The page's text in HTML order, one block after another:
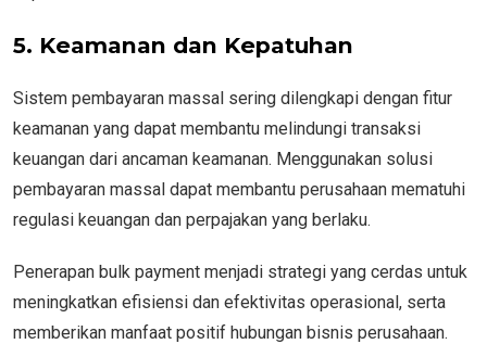
5. Keamanan dan Kepatuhan
Sistem pembayaran massal sering dilengkapi dengan fitur
keamanan yang dapat membantu melindungi transaksi
keuangan dari ancaman keamanan. Menggunakan solusi
pembayaran massal dapat membantu perusahaan mematuhi
regulasi keuangan dan perpajakan yang berlaku.
Penerapan bulk payment menjadi strategi yang cerdas untuk
meningkatkan efisiensi dan efektivitas operasional, serta
memberikan manfaat positif hubungan bisnis perusahaan.